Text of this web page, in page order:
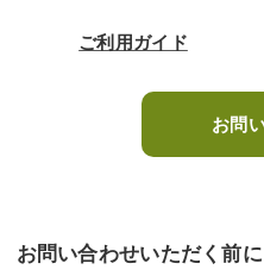
ご利用ガイド
お問
お問い合わせいただく前に